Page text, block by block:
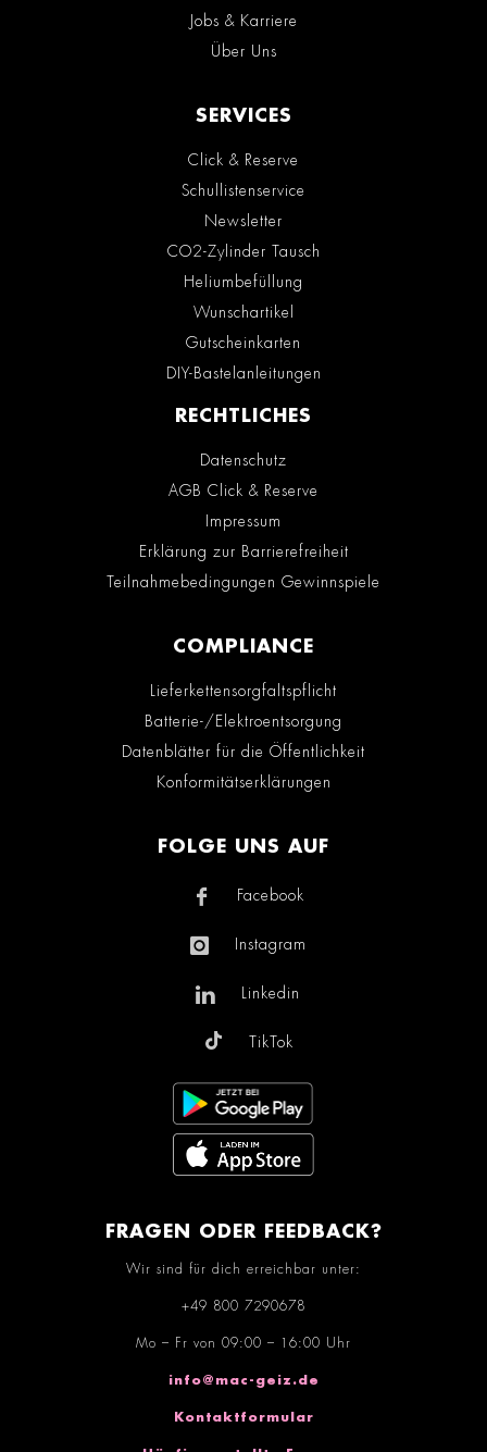
Jobs & Karriere
Über Uns
SERVICES
Click & Reserve
Schullistenservice
Newsletter
CO2-Zylinder Tausch
Heliumbefüllung
Wunschartikel
Gutscheinkarten
DIY-Bastelanleitungen
RECHTLICHES
Datenschutz
AGB Click & Reserve
Impressum
Erklärung zur Barrierefreiheit
Teilnahmebedingungen Gewinnspiele
COMPLIANCE
Lieferkettensorgfaltspflicht
Batterie-/Elektroentsorgung
Datenblätter für die Öffentlichkeit
Konformitätserklärungen
FOLGE UNS AUF
Facebook
Instagram
Linkedin
TikTok
FRAGEN ODER FEEDBACK?
Wir sind für dich erreichbar unter:
+49 800 7290678
Mo – Fr von 09:00 – 16:00 Uhr
info@mac-geiz.de
Kontaktformular